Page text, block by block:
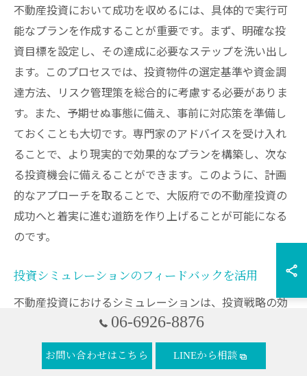
不動産投資において成功を収めるには、具体的で実行可
能なプランを作成することが重要です。まず、明確な投
資目標を設定し、その達成に必要なステップを洗い出し
ます。このプロセスでは、投資物件の選定基準や資金調
達方法、リスク管理策を総合的に考慮する必要がありま
す。また、予期せぬ事態に備え、事前に対応策を準備し
ておくことも大切です。専門家のアドバイスを受け入れ
ることで、より現実的で効果的なプランを構築し、次な
る投資機会に備えることができます。このように、計画
的なアプローチを取ることで、大阪府での不動産投資の
成功へと着実に進む道筋を作り上げることが可能になる
のです。
投資シミュレーションのフィードバックを活用
不動産投資におけるシミュレーションは、投資戦略の効
果を事前に評価するうえで重要な役割を果たします。大
阪府での不動産投資を考える際、シミュレーションから
得られるフィードバックを活用することで、投資計画の
06-6926-8876
お問い合わせはこちら LINEから相談